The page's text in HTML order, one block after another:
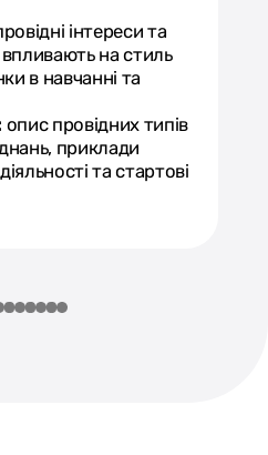
інтереси та
впливають на стиль
в навчанні та
опис провідних типів
приклади
та стартові